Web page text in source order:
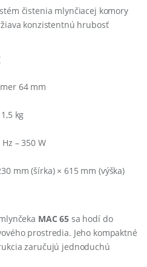
čistenia mlynčiacej komory
konzistentnú hrubosť
64 mm
1,5 kg
– 350 W
mm (šírka) × 615 mm (výška)
MAC 65 sa hodí do
prostredia. Jeho kompaktné
zaručujú jednoduchú